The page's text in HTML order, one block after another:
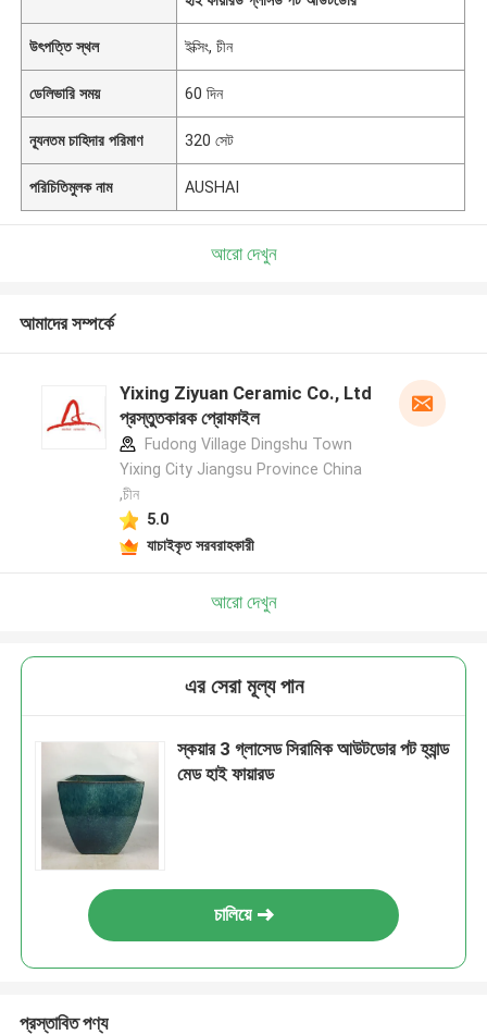
উৎপত্তি স্থল ইক্সিং, চীন
ডেলিভারি সময় 60 দিন
ন্যূনতম চাহিদার পরিমাণ 320 সেট
পরিচিতিমুলক নাম AUSHAI
আরো দেখুন
আমাদের সম্পর্কে
Yixing Ziyuan Ceramic Co., Ltd
প্রস্তুতকারক প্রোফাইল
Fudong Village Dingshu Town
Yixing City Jiangsu Province China
,চীন
5.0
যাচাইকৃত সরবরাহকারী
আরো দেখুন
এর সেরা মূল্য পান
স্কয়ার 3 গ্লাসেড সিরামিক আউটডোর পট হ্যান্ড
মেড হাই ফায়ারড
চালিয়ে
প্রস্তাবিত পণ্য